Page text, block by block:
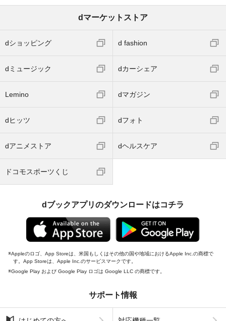
dマーケットストア
dショッピング d fashion
dミュージック dカーシェア
Lemino dマガジン
dヒッツ dフォト
dアニメストア dヘルスケア
ドコモスポーツくじ
dブックアプリのダウンロードはコチラ
Appleのロゴ、App Storeは、米国もしくはその他の国や地域におけるApple Inc.の商標で
す。App Storeは、Apple Inc.のサービスマークです。
Google Play および Google Play ロゴは Google LLC の商標です。
サポート情報